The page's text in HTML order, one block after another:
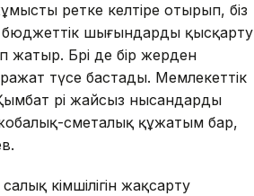
ретке келтіре отырып, біз
бюджеттік шығындарды қысқарту
жатыр. Бәрі де бір жерден
түсе бастады. Мемлекеттік
әрі жайсыз нысандарды
сметалық құжатым бар,
әкімшілігін жақсарту